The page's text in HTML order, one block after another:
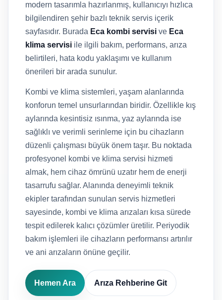
modern tasarımla hazırlanmış, kullanıcıyı hızlıca
bilgilendiren şehir bazlı teknik servis içerik
sayfasıdır. Burada Eca kombi servisi ve Eca
klima servisi ile ilgili bakım, performans, arıza
belirtileri, hata kodu yaklaşımı ve kullanım
önerileri bir arada sunulur.
Kombi ve klima sistemleri, yaşam alanlarında
konforun temel unsurlarından biridir. Özellikle kış
aylarında kesintisiz ısınma, yaz aylarında ise
sağlıklı ve verimli serinleme için bu cihazların
düzenli çalışması büyük önem taşır. Bu noktada
profesyonel kombi ve klima servisi hizmeti
almak, hem cihaz ömrünü uzatır hem de enerji
tasarrufu sağlar. Alanında deneyimli teknik
ekipler tarafından sunulan servis hizmetleri
sayesinde, kombi ve klima arızaları kısa sürede
tespit edilerek kalıcı çözümler üretilir. Periyodik
bakım işlemleri ile cihazların performansı artırılır
ve ani arızaların önüne geçilir.
Hemen Ara Arıza Rehberine Git